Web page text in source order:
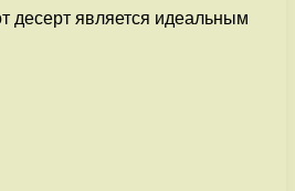
десерт является идеальным